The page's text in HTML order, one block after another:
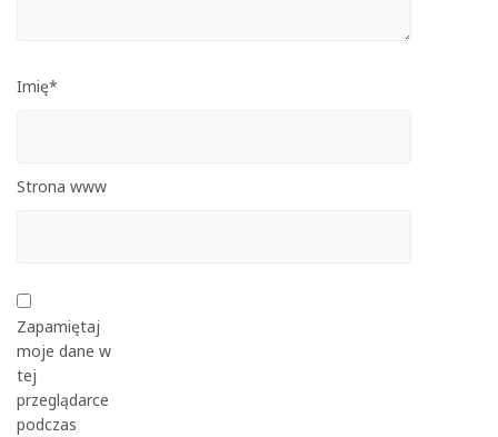
Imię*
Strona www
Zapamiętaj
moje dane w
tej
przeglądarce
podczas